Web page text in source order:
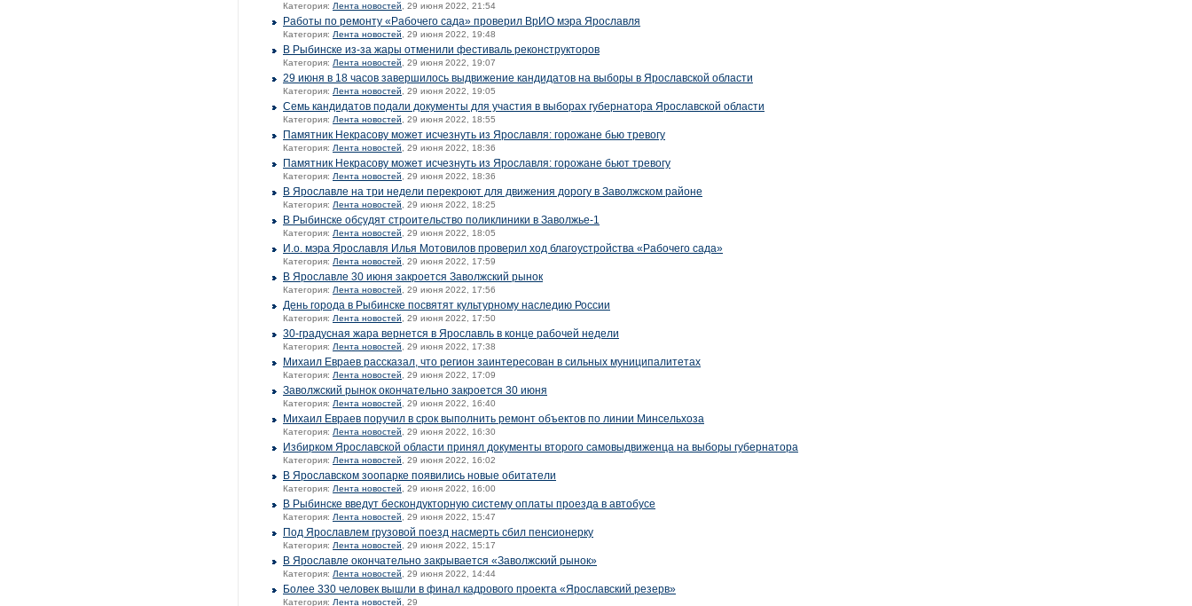
Категория: Лента новостей , 29 июня 2022, 21:54
Работы по ремонту «Рабочего сада» проверил ВрИО мэра Ярославля
Категория: Лента новостей , 29 июня 2022, 19:48
В Рыбинске из-за жары отменили фестиваль реконструкторов
Категория: Лента новостей , 29 июня 2022, 19:07
29 июня в 18 часов завершилось выдвижение кандидатов на выборы в Ярославской области
Категория: Лента новостей , 29 июня 2022, 19:05
Семь кандидатов подали документы для участия в выборах губернатора Ярославской области
Категория: Лента новостей , 29 июня 2022, 18:55
Памятник Некрасову может исчезнуть из Ярославля: горожане бью тревогу
Категория: Лента новостей , 29 июня 2022, 18:36
Памятник Некрасову может исчезнуть из Ярославля: горожане бьют тревогу
Категория: Лента новостей , 29 июня 2022, 18:36
В Ярославле на три недели перекроют для движения дорогу в Заволжском районе
Категория: Лента новостей , 29 июня 2022, 18:25
В Рыбинске обсудят строительство поликлиники в Заволжье-1
Категория: Лента новостей , 29 июня 2022, 18:05
И.о. мэра Ярославля Илья Мотовилов проверил ход благоустройства «Рабочего сада»
Категория: Лента новостей , 29 июня 2022, 17:59
В Ярославле 30 июня закроется Заволжский рынок
Категория: Лента новостей , 29 июня 2022, 17:56
День города в Рыбинске посвятят культурному наследию России
Категория: Лента новостей , 29 июня 2022, 17:50
30-градусная жара вернется в Ярославль в конце рабочей недели
Категория: Лента новостей , 29 июня 2022, 17:38
Михаил Евраев рассказал, что регион заинтересован в сильных муниципалитетах
Категория: Лента новостей , 29 июня 2022, 17:09
Заволжский рынок окончательно закроется 30 июня
Категория: Лента новостей , 29 июня 2022, 16:40
Михаил Евраев поручил в срок выполнить ремонт объектов по линии Минсельхоза
Категория: Лента новостей , 29 июня 2022, 16:30
Избирком Ярославской области принял документы второго самовыдвиженца на выборы губернатора
Категория: Лента новостей , 29 июня 2022, 16:02
В Ярославском зоопарке появились новые обитатели
Категория: Лента новостей , 29 июня 2022, 16:00
В Рыбинске введут бескондукторную систему оплаты проезда в автобусе
Категория: Лента новостей , 29 июня 2022, 15:47
Под Ярославлем грузовой поезд насмерть сбил пенсионерку
Категория: Лента новостей , 29 июня 2022, 15:17
В Ярославле окончательно закрывается «Заволжский рынок»
Категория: Лента новостей , 29 июня 2022, 14:44
Более 330 человек вышли в финал кадрового проекта «Ярославский резерв»
Категория: Лента новостей , 29